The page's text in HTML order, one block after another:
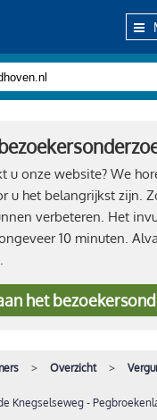
u onze website? We
u het belangrijkst zijn.
verbeteren. Het
10 minuten.
het
Overzicht
Knegselseweg -